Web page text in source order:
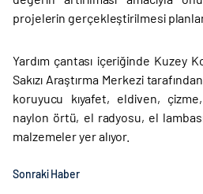
projelerin gerçekleştirilmesi
Yardım çantası içeriğinde Kuzey
Sakızı Araştırma Merkezi
koruyucu kıyafet, eldiven,
naylon örtü, el radyosu, el
malzemeler yer alıyor.
Sonraki Haber